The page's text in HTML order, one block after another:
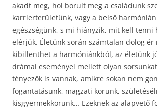
akadt meg, hol borult meg a családunk
karrierterületünk, vagy a belső
egészségünk, s mi hiányzik, mit kell tenni
elérjük. Életünk során számtalan dolog ér
kibillenthet a harmóniánkból, az életünk
drámai eseményei mellett olyan
tényezők is vannak, amikre sokan nem
fogantatásunk, magzati korunk,
kisgyermekkorunk… Ezeknek az alapvető